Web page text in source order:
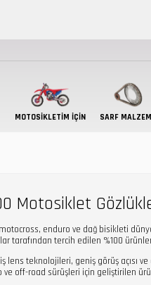
MOTOSIKLETIM İÇIN SARF
Motosiklet
enduro ve dağ bisikleti
tarafından tercih edilen %100
lens teknolojileri, geniş görüş açısı
ve off-road sürüşleri için geliştirilen